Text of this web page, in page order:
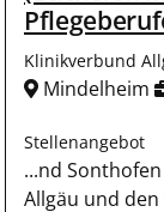
Klinikverbund
Mindelheim
Stellenangebot
...nd
Allgäu und